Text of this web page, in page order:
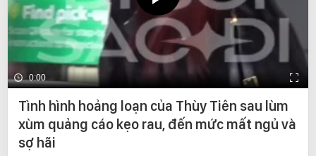
0:00
Tình hình hoảng loạn của Thùy Tiên sau lùm
xùm quảng cáo kẹo rau, đến mức mất ngủ và
sợ hãi